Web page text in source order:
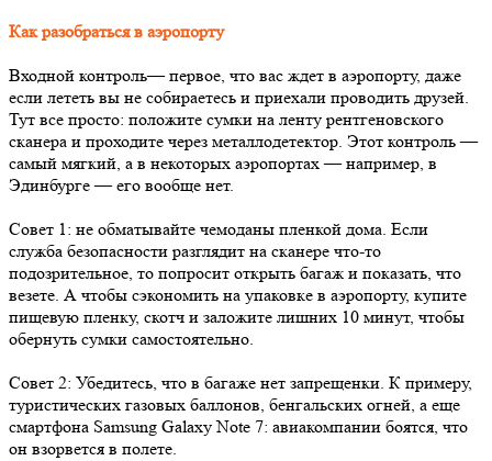
Как разобраться в аэропорту
Входной контроль— первое, что вас ждет в аэропорту, даже
если лететь вы не собираетесь и приехали проводить друзей.
Тут все просто: положите сумки на ленту рентгеновского
сканера и проходите через металлодетектор. Этот контроль —
самый мягкий, а в некоторых аэропортах — например, в
Эдинбурге — его вообще нет.
Совет 1: не обматывайте чемоданы пленкой дома. Если
служба безопасности разглядит на сканере что-то
подозрительное, то попросит открыть багаж и показать, что
везете. А чтобы сэкономить на упаковке в аэропорту, купите
пищевую пленку, скотч и заложите лишних 10 минут, чтобы
обернуть сумки самостоятельно.
Совет 2: Убедитесь, что в багаже нет запрещенки. К примеру,
туристических газовых баллонов, бенгальских огней, а еще
смартфона Samsung Galaxy Note 7: авиакомпании боятся, что
он взорвется в полете.